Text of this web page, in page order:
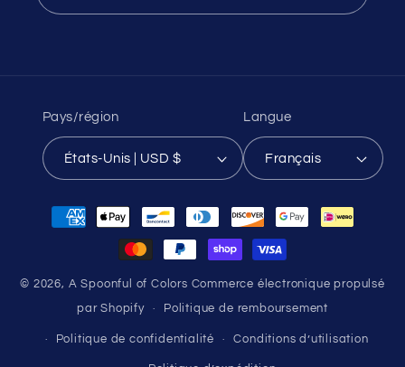
Pays/région
États-Unis | USD $
Langue
Français
Moyens
© 2026, A Spoonful of Colors Commerce électronique propulsé
par Shopify Politique de remboursement
Politique de confidentialité Conditions d’utilisation